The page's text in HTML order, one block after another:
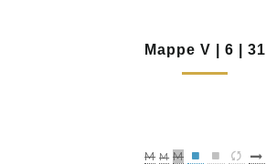
Mappe V | 6 | 31
M M M